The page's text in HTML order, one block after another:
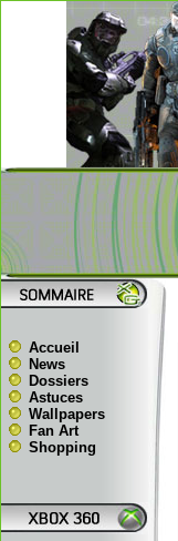
Accueil
News
Dossiers
Astuces
Wallpapers
Fan Art
Shopping